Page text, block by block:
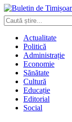
Actualitate
Politică
Administrație
Economie
Sănătate
Cultură
Educație
Editorial
Social